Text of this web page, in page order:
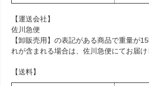
【運送会社】
佐川急便
【卸販売用】の表記がある商品で重量が
れが含まれる場合は、佐川急便にてお届け
【送料】